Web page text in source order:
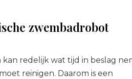
zwembadrobot
redelijk wat tijd in beslag
reinigen. Daarom is een